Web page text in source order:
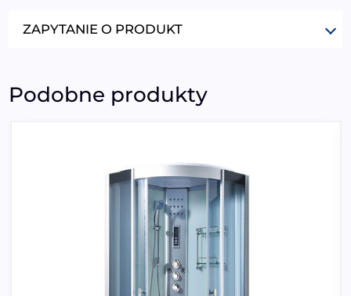
ZAPYTANIE O PRODUKT
Podobne produkty